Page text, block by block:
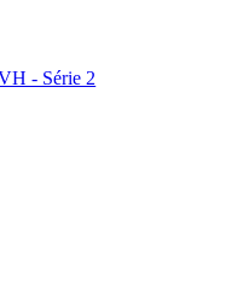
- Série 2